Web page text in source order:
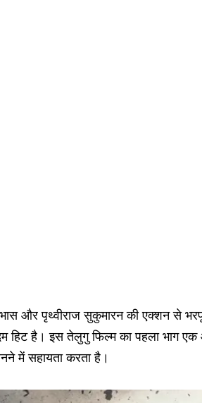
और पृथ्वीराज सुकुमारन की एक्शन से
हिट है। इस तेलुगु फिल्म का पहला भाग
में सहायता करता है।